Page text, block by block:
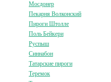
Мосдонер
Пекарня Волконский
Пироги Штолле
Поль Бейкери
Руспыш
Синнабон
Татарские пироги
Теремок